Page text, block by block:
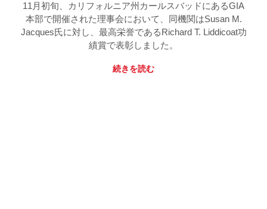
11月初旬、カリフォルニア州カールスバッドにあるGIA
本部で開催された理事会において、同機関はSusan M.
Jacques氏に対し、最高栄誉であるRichard T. Liddicoat功
績賞で表彰しました。
続きを読む